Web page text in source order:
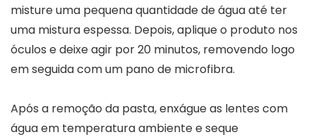
misture uma pequena quantidade de água até ter
uma mistura espessa. Depois, aplique o produto nos
óculos e deixe agir por 20 minutos, removendo logo
em seguida com um pano de microfibra.
Após a remoção da pasta, enxágue as lentes com
água em temperatura ambiente e seque